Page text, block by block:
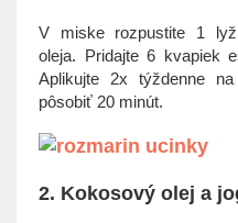
V miske rozpustite 1
oleja. Pridajte 6 kvapiek
Aplikujte 2x týždenne
pôsobiť 20 minút.
2. Kokosový olej a